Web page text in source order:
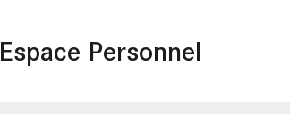
Espace Personnel